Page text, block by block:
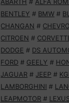
BENTLEY # BMW #
CHANGAN #
CITROEN #
DODGE # DS
FORD # GEELY #
JAGUAR # JEEP #
LAMBORGHINI #
LEAPMOTOR #